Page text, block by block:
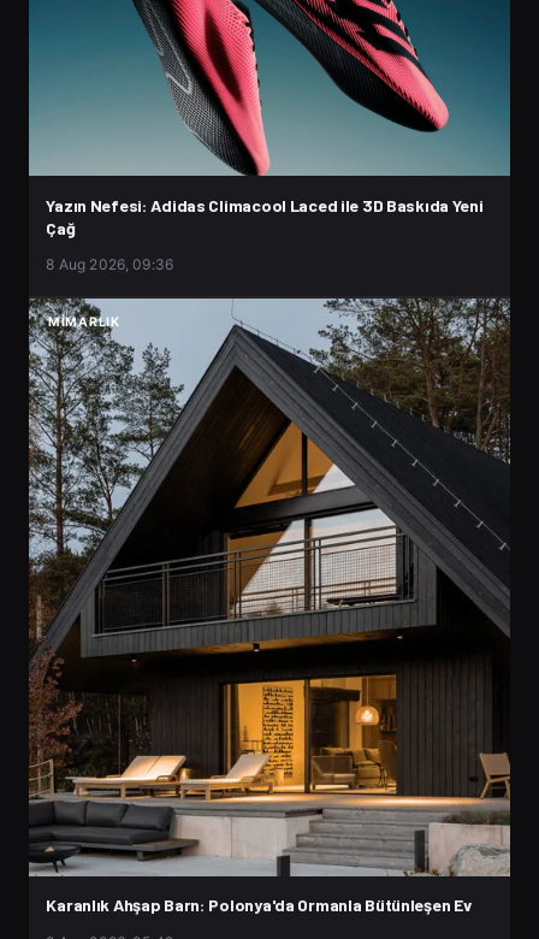
Yazın Nefesi: Adidas Climacool Laced ile 3D Baskıda Yeni
Çağ
8 Aug 2026, 09:36
MIMARLIK
Karanlık Ahşap Barn: Polonya'da Ormanla Bütünleşen Ev